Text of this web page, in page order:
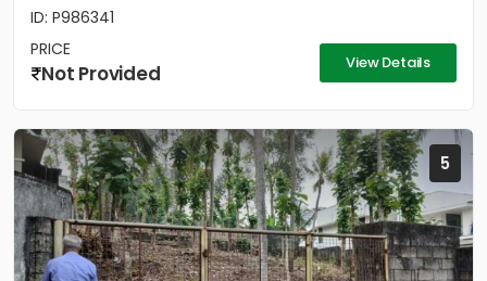
ID: P986341
PRICE
Not Provided View Details
5